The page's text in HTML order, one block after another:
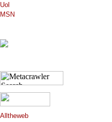
Uol
MSN
Alltheweb